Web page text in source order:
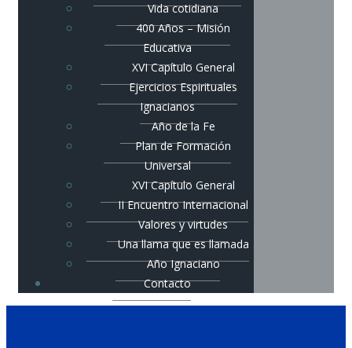
Vida cotidiana
400 Años – Misión
Educativa
XVI Capítulo General
Ejercicios Espirituales
Ignacianos
Año de la Fe
Plan de Formación
Universal
XVI Capítulo General
II Encuentro Internacional
Valores y virtudes
Una llama que es llamada
Año Ignaciano
Contacto